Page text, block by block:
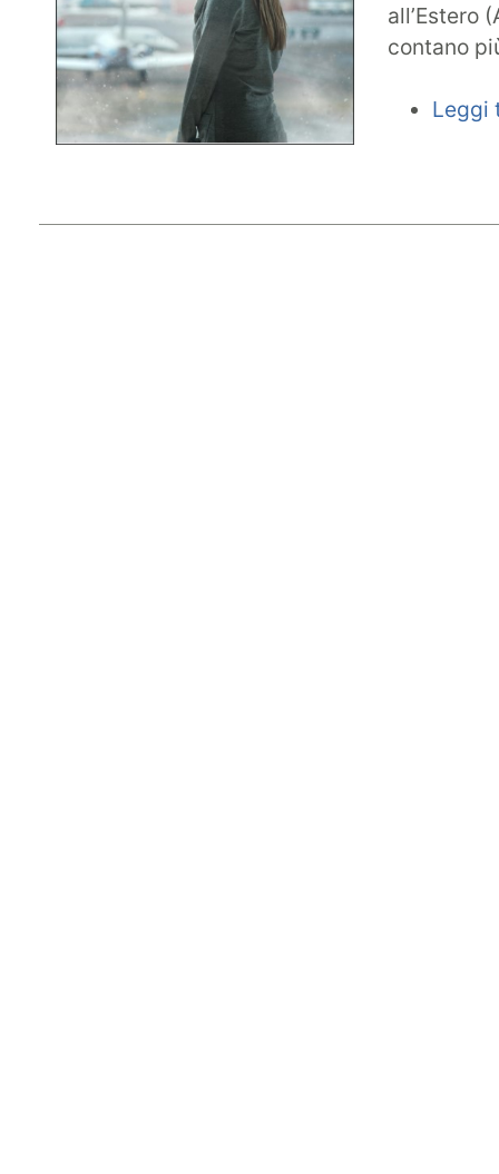
all’Estero
contano
Leggi